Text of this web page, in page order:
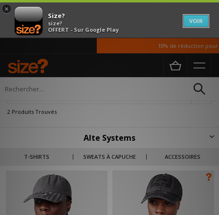
×
Size?
size?
OFFERT - Sur Google Play
VOIR
10% de réduction pour
Accueil Homme
2 Produits Trouvés
Alte Systems
T-SHIRTS SWEATS À CAPUCHE ACCESSOIRES
Alte Systems – en exclusivité chez size? – adopte une approche réfléchie
du vestiaire du quotidien, où fonctionnalité et design contemporain
couleurs sobres, des coupes décontractées et des détails techniques
soigneusement intégrés, la collection est conçue pour être facilement
associée, combinée et superposée.